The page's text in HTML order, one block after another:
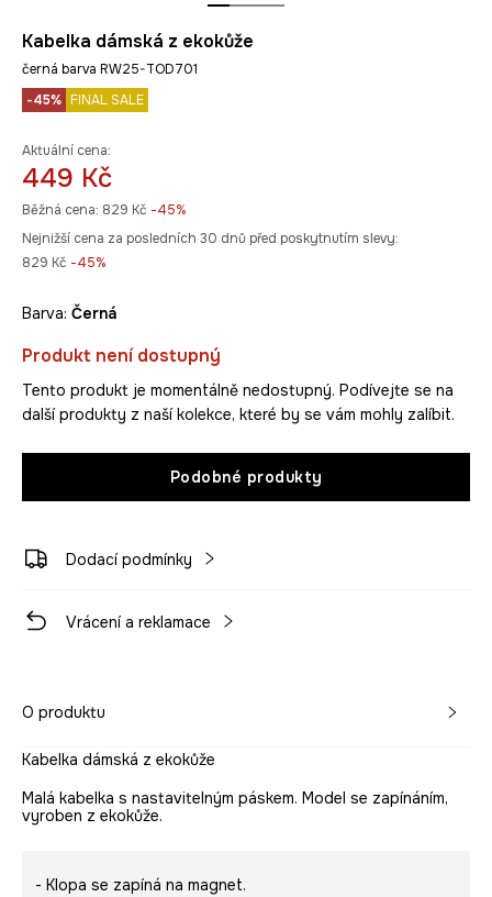
Kabelka dámská z ekokůže
černá barva RW25-TOD701
-45% FINAL SALE
Aktuální cena:
449 Kč
Běžná cena: 829 Kč -45%
Nejnižší cena za posledních 30 dnů před poskytnutím slevy:
829 Kč -45%
Barva: černá
Produkt není dostupný
Tento produkt je momentálně nedostupný. Podívejte se na
další produkty z naší kolekce, které by se vám mohly zalíbit.
Podobné produkty
Dodací podmínky
Vrácení a reklamace
O produktu
Kabelka dámská z ekokůže
Malá kabelka s nastavitelným páskem. Model se zapínáním,
vyroben z ekokůže.
- Klopa se zapíná na magnet.